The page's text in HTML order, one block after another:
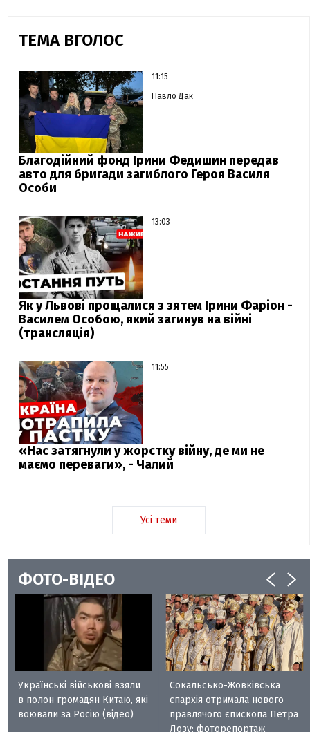
ТЕМА ВГОЛОС
11:15
Павло Дак
Благодійний фонд Ірини Федишин передав
авто для бригади загиблого Героя Василя
Особи
13:03
Як у Львові прощалися з зятем Ірини Фаріон -
Василем Особою, який загинув на війні
(трансляція)
11:55
«Нас затягнули у жорстку війну, де ми не
маємо переваги», - Чалий
Усі теми
ФОТО-ВІДЕО
Українські військові взяли
в полон громадян Китаю, які
воювали за Росію (відео)
Сокальсько-Жовківська
єпархія отримала нового
правлячого єпископа Петра
Лозу: фоторепортаж